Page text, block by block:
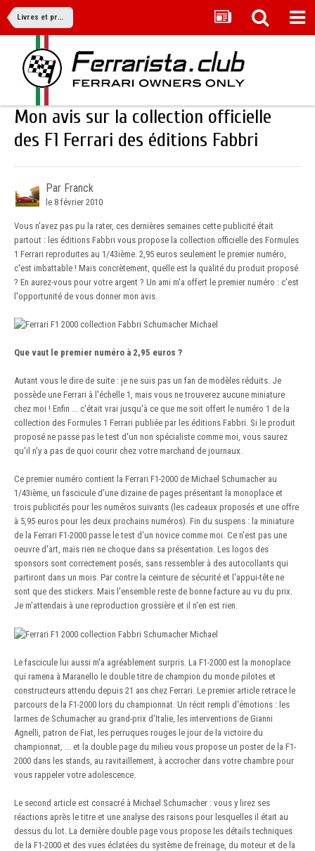
Livres et produits dérivés
Mon avis sur la collection officielle
des F1 Ferrari des éditions Fabbri
Par Franck
le 8 février 2010
Vous n'avez pas pu la rater, ces dernières semaines cette publicité était
partout : les éditions Fabbri vous propose la collection officielle des Formules
1 Ferrari reproduites au 1/43ième. 2,95 euros seulement le premier numéro,
c'est imbattable ! Mais concrètement, quelle est la qualité du produit proposé
? En aurez-vous pour votre argent ? Un ami m'a offert le premier numéro : c'est
l'opportunité de vous donner mon avis.
Que vaut le premier numéro à 2,95 euros ?
Autant vous le dire de suite : je ne suis pas un fan de modèles réduits. Je
possède une Ferrari à l'échelle 1, mais vous ne trouverez aucune miniature
chez moi ! Enfin ... c'était vrai jusqu'à ce que me soit offert le numéro 1 de la
collection des Formules 1 Ferrari publiée par les éditions Fabbri. Si le produit
proposé ne passe pas le test d'un non spécialiste comme moi, vous saurez
qu'il n'y a pas de quoi courir chez votre marchand de journaux.
Ce premier numéro contient la Ferrari F1-2000 de Michael Schumacher au
1/43ième, un fascicule d'une dizaine de pages présentant la monoplace et
trois publicités pour les numéros suivants (les cadeaux proposés et une offre
à 5,95 euros pour les deux prochains numéros). Fin du suspens : la miniature
de la Ferrari F1-2000 passe le test d'un novice comme moi. Ce n'est pas une
oeuvre d'art, mais rien ne choque dans sa présentation. Les logos des
sponsors sont correctement posés, sans ressembler à des autocollants qui
partiront dans un mois. Par contre la ceinture de sécurité et l'appui-tête ne
sont que des stickers. Mais l'ensemble reste de bonne facture au vu du prix.
Je m'attendais à une reproduction grossière et il n'en est rien.
Le fascicule lui aussi m'a agréablement surpris. La F1-2000 est la monoplace
qui ramena à Maranello le double titre de champion du monde pilotes et
constructeurs attendu depuis 21 ans chez Ferrari. Le premier article retrace le
parcours de la F1-2000 lors du championnat. Un récit rempli d'émotions : les
larmes de Schumacher au grand-prix d'Italie, les interventions de Gianni
Agnelli, patron de Fiat, les perruques rouges le jour de la victoire du
championnat, ... et la double page du milieu vous propose un poster de la F1-
2000 dans les stands, au ravitaillement, à accrocher dans votre chambre pour
vous rappeler votre adolescence.
Le second article est consacré à Michael Schumacher : vous y lirez ses
réactions après le titre et une analyse des raisons pour lesquelles il était au
dessus du lot. La dernière double page vous propose les détails techniques
de la F1-2000 et des vues éclatées du système de freinage, du moteur et de la